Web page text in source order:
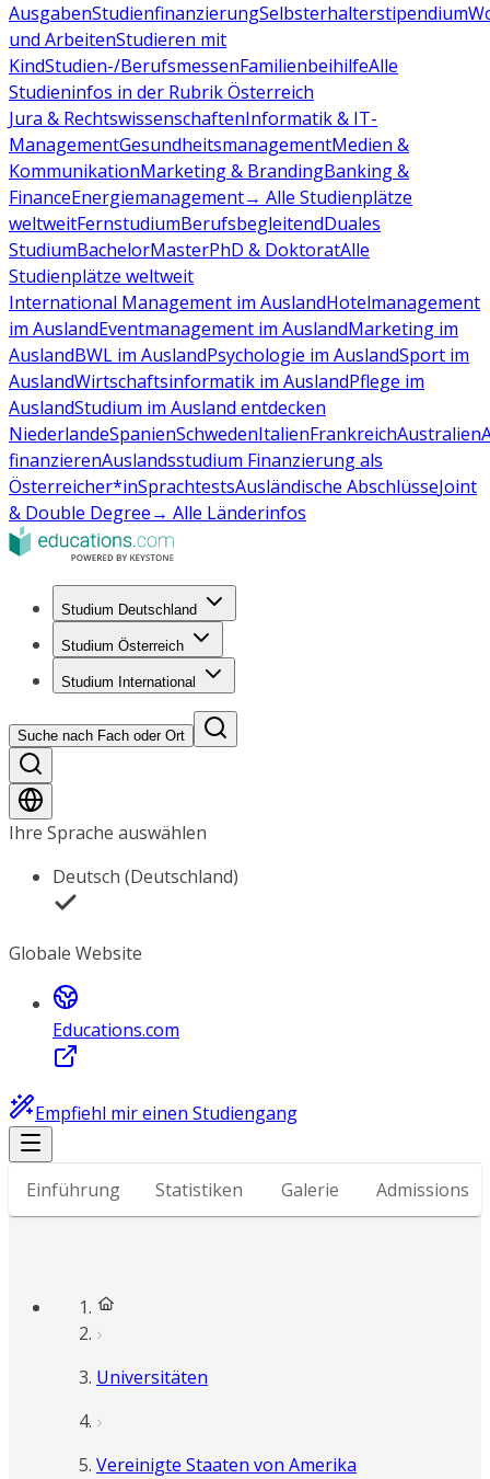
AusgabenStudienfinanzierungSelbsterhalterstipendium
und ArbeitenStudieren mit
KindStudien-/BerufsmessenFamilienbeihilfeAlle
Studieninfos in der Rubrik Österreich
Jura & RechtswissenschaftenInformatik & IT-
ManagementGesundheitsmanagementMedien &
KommunikationMarketing & BrandingBanking &
FinanceEnergiemanagement→ Alle Studienplätze
weltweitFernstudiumBerufsbegleitendDuales
StudiumBachelorMasterPhD & DoktoratAlle
Studienplätze weltweit
International Management im AuslandHotelmanagement
im AuslandEventmanagement im AuslandMarketing im
AuslandBWL im AuslandPsychologie im AuslandSport im
AuslandWirtschaftsinformatik im AuslandPflege im
AuslandStudium im Ausland entdecken
NiederlandeSpanienSchwedenItalienFrankreichAustralien
finanzierenAuslandsstudium Finanzierung als
Österreicher*inSprachtestsAusländische AbschlüsseJoint
& Double Degree→ Alle Länderinfos
Studium Deutschland
Studium Österreich
Studium International
Suche nach Fach oder Ort
Ihre Sprache auswählen
Deutsch (Deutschland)
Globale Website
Educations.com
Empfiehl mir einen Studiengang
Einführung Statistiken Galerie Admissions
Universitäten
Vereinigte Staaten von Amerika